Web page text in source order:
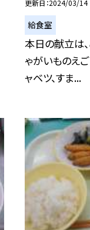
更新日 2024/03/14
給食室
本日の献立は、
ゃがいものえ
ャベツ、すま...